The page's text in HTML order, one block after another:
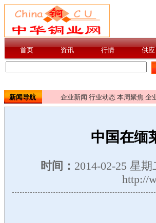
新闻导航 企业新闻 行业动态 本周聚焦 企
中国在缅
时间： 2014-02-25 星期
http://